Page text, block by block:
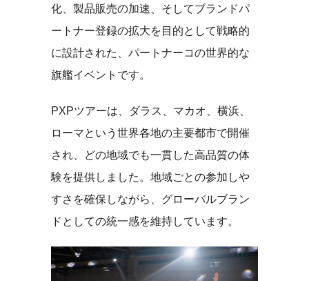
化、製品販売の加速、そしてブランドパ
ートナー登録の拡大を目的として戦略的
に設計された、パートナーコの世界的な
旗艦イベントです。
PXPツアーは、ダラス、マカオ、横浜、
ローマという世界各地の主要都市で開催
され、どの地域でも一貫した高品質の体
験を提供しました。地域ごとの参加しや
すさを確保しながら、グローバルブラン
ドとしての統一感を維持しています。